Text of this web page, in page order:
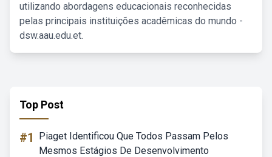
utilizando abordagens educacionais reconhecidas
pelas principais instituições acadêmicas do mundo -
dsw.aau.edu.et.
Top Post
#1
Piaget Identificou Que Todos Passam Pelos
Mesmos Estágios De Desenvolvimento